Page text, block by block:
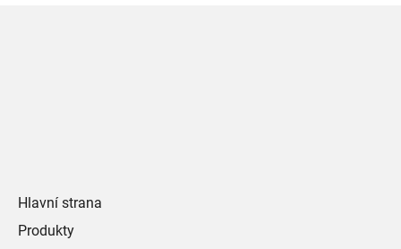
Hlavní strana
Produkty